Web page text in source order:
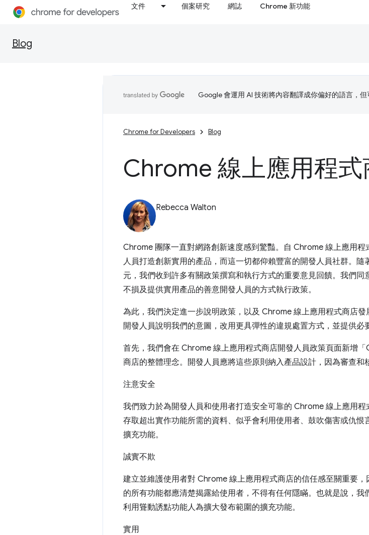
文件 個案研究 網誌 Chrome 新功能
Blog
Google 會運用 AI 技術將內容翻譯成你偏好的語言，但
Chrome for Developers Blog
Chrome 線上應用程
Rebecca Walton
Chrome 團隊一直對網路創新速度感到驚豔。自 Chrome 線上應用
人員打造創新實用的產品，而這一切都仰賴豐富的開發人員社群。
元，我們收到許多有關政策撰寫和執行方式的重要意見回饋。我們
不損及提供實用產品的善意開發人員的方式執行政策。
為此，我們決定進一步說明政策，以及 Chrome 線上應用程式商店
開發人員說明我們的意圖，改用更具彈性的違規處置方式，並提供必
首先，我們會在 Chrome 線上應用程式商店開發人員政策頁面新增
商店的整體理念。開發人員應將這些原則納入產品設計，因為審查和
注意安全
我們致力於為開發人員和使用者打造安全可靠的 Chrome 線上應用程
存取超出實作功能所需的資料、似乎會利用使用者、鼓吹傷害或仇
擴充功能。
誠實不欺
建立並維護使用者對 Chrome 線上應用程式商店的信任感至關重要
的所有功能都應清楚揭露給使用者，不得有任何隱瞞。也就是說，
利用聳動誘點功能人為擴大發布範圍的擴充功能。
實用